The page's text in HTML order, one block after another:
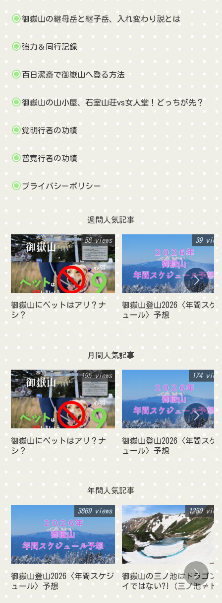
御嶽山の継母岳と継子岳、入れ変わり説とは
強力＆同行記録
百日潔斎で御嶽山へ登る方法
御嶽山の山小屋、石室山荘vs女人堂！どっちが先？
覚明行者の功績
普寛行者の功績
プライバシーポリシー
週間人気記事
御嶽山にペットはアリ？ナ
シ？
58 views
御嶽山登山2026〈年間スケ
ュール〉予想
39
月間人気記事
御嶽山にペットはアリ？ナ
シ？
195 views
御嶽山登山2026〈年間スケ
ュール〉予想
174
年間人気記事
御嶽山登山2026〈年間スケジ
ュール〉予想
3869 views
御嶽山の三ノ池はドラゴン
イではない?!（三ノ池≠ド
1250